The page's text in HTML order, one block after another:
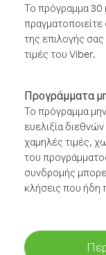
Το πρόγραμμα 30
της επιλογής σας
τιμές του Viber.
Προγράμματα
Το πρόγραμμα
ευελιξία
χαμηλές τιμές,
του
συνδρομής
κλήσεις που ήδη